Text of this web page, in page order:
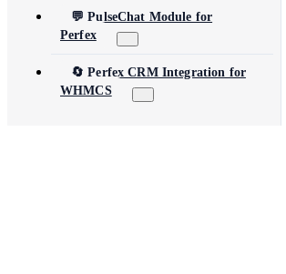
💬 PulseChat Module for
Perfex
🔄 Perfex CRM Integration for
WHMCS